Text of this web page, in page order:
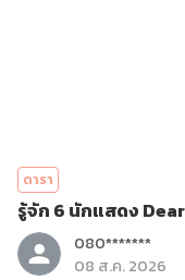
ดารา
รู้จัก 6 นักแสดง
080*******
08 ส.ค. 2026